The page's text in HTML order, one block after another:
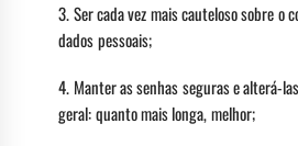
3. Ser cada vez mais cauteloso sobre o
dados pessoais;
4. Manter as senhas seguras e alterá-
geral: quanto mais longa, melhor;